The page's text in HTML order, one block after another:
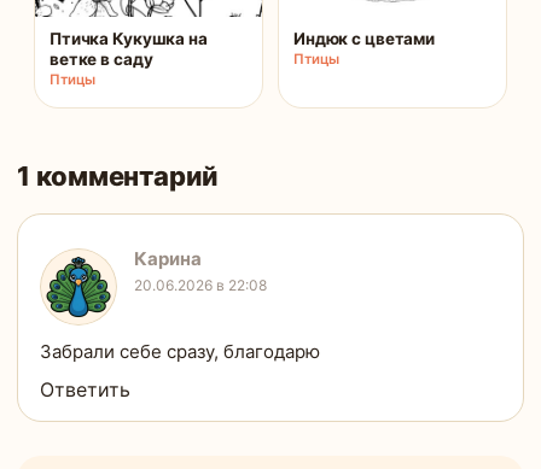
Птичка Кукушка на
ветке в саду
Птицы
Индюк с цветами
Птицы
1 комментарий
Карина
20.06.2026 в 22:08
Забрали себе сразу, благодарю
Ответить